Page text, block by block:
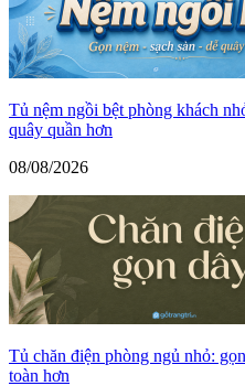
Tủ nệm ngồi bệt phòng khách
quây quần hơn
08/08/2026
Tủ chăn điện phòng ngủ nhỏ:
toàn hơn